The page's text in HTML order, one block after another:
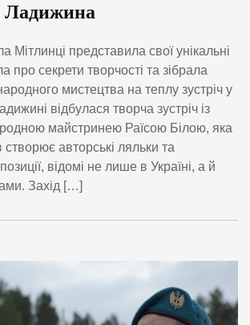
Ладижина
Мітлинці представила свої унікальні
про секрети творчості та зібрала
мистецтва на теплу зустріч у
відбулася творча зустріч із
майстринею Раїсою Білою, яка
створює авторські ляльки та
відомі не лише в Україні, а й
Захід […]